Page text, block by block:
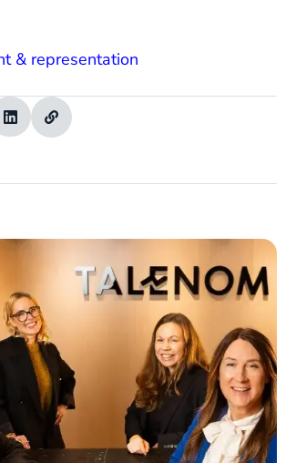
& representation